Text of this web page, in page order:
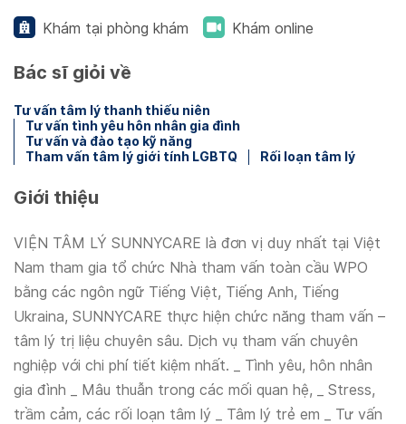
Khám tại phòng khám Khám online
Bác sĩ giỏi về
Tư vấn tâm lý thanh thiếu niên
Tư vấn tình yêu hôn nhân gia đình
Tư vấn và đào tạo kỹ năng
Tham vấn tâm lý giới tính LGBTQ
Rối loạn tâm lý
Giới thiệu
VIỆN TÂM LÝ SUNNYCARE là đơn vị duy nhất tại Việt
Nam tham gia tổ chức Nhà tham vấn toàn cầu WPO
bằng các ngôn ngữ Tiếng Việt, Tiếng Anh, Tiếng
Ukraina, SUNNYCARE thực hiện chức năng tham vấn –
tâm lý trị liệu chuyên sâu. Dịch vụ tham vấn chuyên
nghiệp với chi phí tiết kiệm nhất. _ Tình yêu, hôn nhân
gia đình _ Mâu thuẫn trong các mối quan hệ, _ Stress,
trầm cảm, các rối loạn tâm lý _ Tâm lý trẻ em _ Tư vấn